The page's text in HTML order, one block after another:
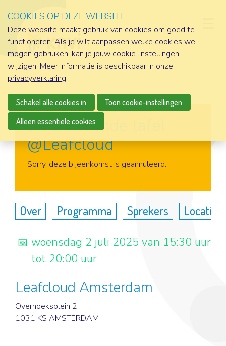
srvision ronde tafel
@Leafcloud
Aanmelden
Sorry, deze bijeenkomst is geannuleerd.
Over Programma Sprekers Locatie
woensdag 2 juli 2025 van 15:30 uur
tot 20:00 uur
Leafcloud Amsterdam
Overhoeksplein 2
1031 KS AMSTERDAM
COOKIES OP DEZE WEBSITE
Deze website maakt gebruik van cookies om goed te
functioneren. Als je wilt aanpassen welke cookies we
mogen gebruiken, kan je jouw cookie-instellingen
wijzigen. Meer informatie is beschikbaar in onze
privacyverklaring.
Schakel alle cookies in
Toon cookie-instellingen
Alleen essentiële cookies